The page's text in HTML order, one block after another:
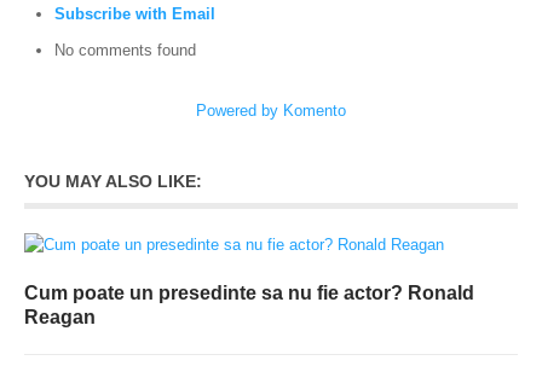
Subscribe with Email
No comments found
Powered by Komento
YOU MAY ALSO LIKE:
Cum poate un presedinte sa nu fie actor? Ronald
Reagan